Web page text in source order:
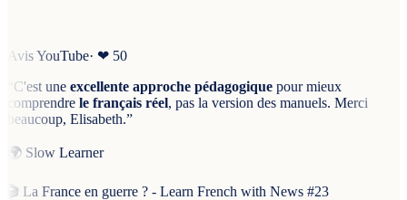
Avis YouTube· ❤ 50
C'est une excellente approche pédagogique pour mieux
comprendre le français réel, pas la version des manuels. Merci
beaucoup, Elisabeth.”
🌍 Slow Learner
🎬 La France en guerre ? - Learn French with News #23